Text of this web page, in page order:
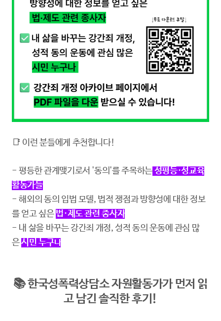
📑 이런 분들에게 추천합니다!
- 평등한 관계맺기로서 '동의'를 주목하는성평등·성교육
활동가들
- 해외의 동의 입법 모델, 법적 쟁점과 방향성에 대한 정보
를 얻고 싶은 법·제도 관련 종사자
- 내 삶을 바꾸는 강간죄 개정, 성적 동의 운동에 관심 많
은시민 누구나
📚 한국성폭력상담소 자원활동가가 먼저 읽
고 남긴 솔직한 후기!